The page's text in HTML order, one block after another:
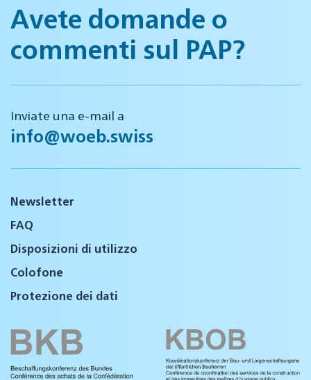
Avete domande o
commenti sul PAP?
Inviate una e-mail a
info@woeb.swiss
Newsletter
FAQ
Disposizioni di utilizzo
Colofone
Protezione dei dati